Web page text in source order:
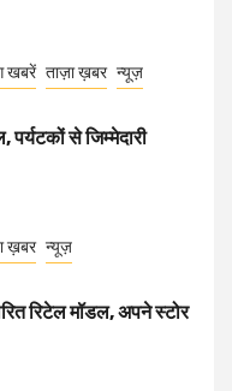
खबरें ताज़ा ख़बर न्यूज़
से जिम्मेदारी
ख़बर न्यूज़
रिटेल मॉडल, अपने स्टोर